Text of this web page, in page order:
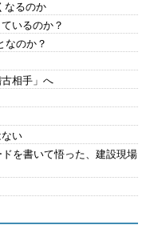
なるのか
いるのか？
なのか？
相手」へ
い
を書いて悟った、建設現場